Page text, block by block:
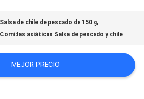
Salsa de chile de pescado de 150 g,
Comidas asiáticas Salsa de pescado y chile
MEJOR PRECIO